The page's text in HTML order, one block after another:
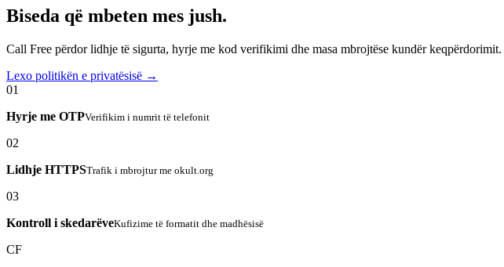
Biseda që mbeten mes jush.
Call Free përdor lidhje të sigurta, hyrje me kod verifikimi dhe masa mbrojtëse kundër keqpërdorimit.
Lexo politikën e privatësisë →
01
Hyrje me OTPVerifikim i numrit të telefonit
02
Lidhje HTTPSTrafik i mbrojtur me okult.org
03
Kontroll i skedarëveKufizime të formatit dhe madhësisë
CF